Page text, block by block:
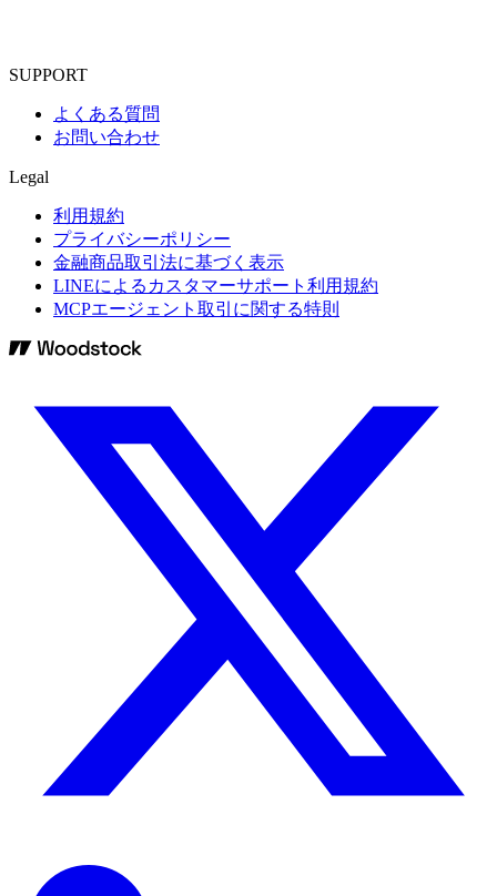
SUPPORT
よくある質問
お問い合わせ
Legal
利用規約
プライバシーポリシー
金融商品取引法に基づく表示
LINEによるカスタマーサポート利用規約
MCPエージェント取引に関する特則